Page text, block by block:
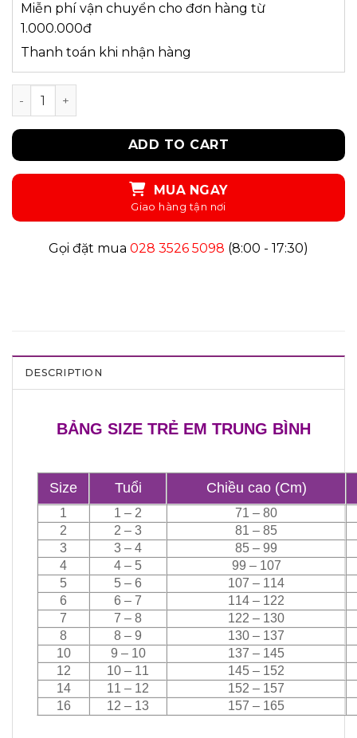
Miễn phí vận chuyển cho đơn hàng từ
1.000.000đ
Thanh toán khi nhận hàng
UKID63 - ĐẦM quantity
ADD TO CART
MUA NGAY
Gọi đặt mua 028 3526 5098 (8:00 - 17:30)
DESCRIPTION
BẢNG SIZE TRẺ EM TRUNG BÌNH
Size Tuổi Chiều cao (Cm)
1 1 – 2
71 – 80
2
2 – 3
81 – 85
3
3 – 4
85 – 99
4
4 – 5
99 – 107
5
5 – 6
107 – 114
6
6 – 7
114 – 122
7
7 – 8
122 – 130
8
8 – 9
130 – 137
10
9 – 10
137 – 145
12
10 – 11
145 – 152
14
11 – 12
152 – 157
16
12 – 13 157 – 165